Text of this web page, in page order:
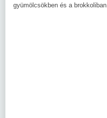
gyümölcsökben és a brokkoliban.